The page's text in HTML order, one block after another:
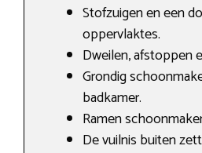
Stofzuigen en een
oppervlaktes.
Dweilen, afstoppen
Grondig
badkamer.
Ramen
De vuilnis buiten